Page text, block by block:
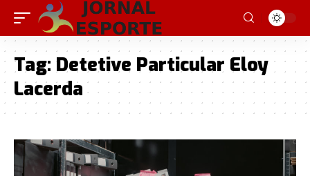
Tag: Detetive Particular Eloy
Lacerda